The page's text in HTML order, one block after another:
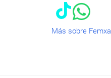
Más sobre Femxa